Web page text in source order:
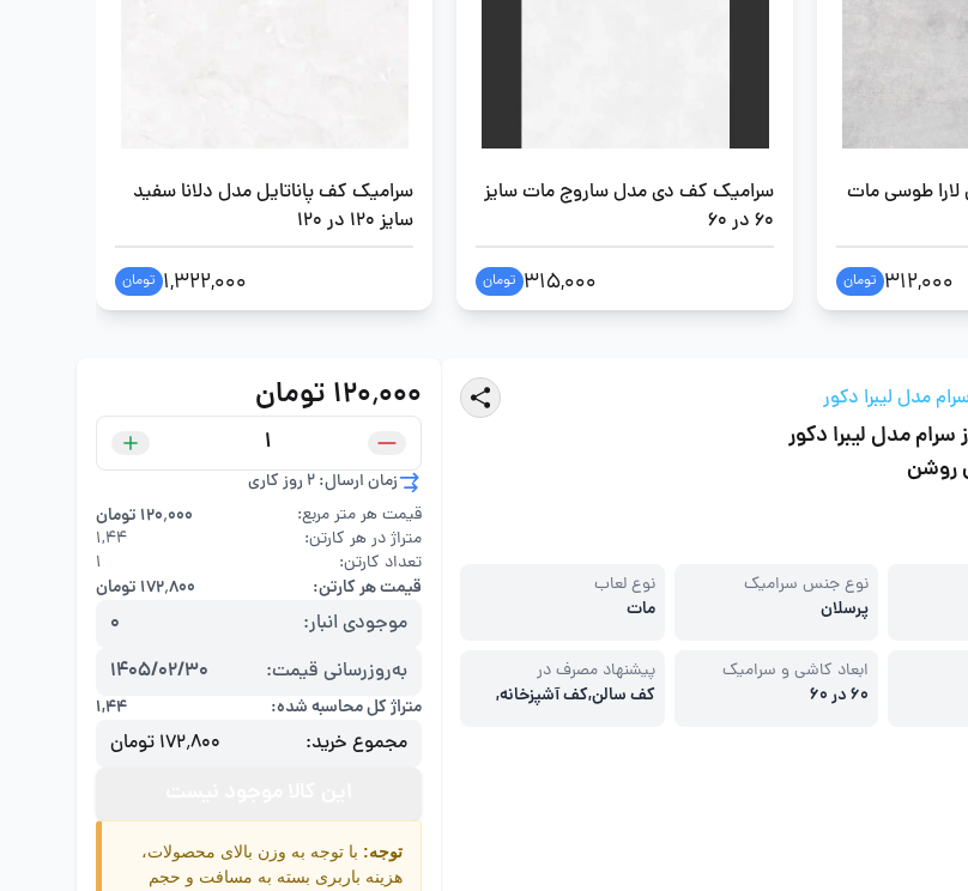
طوسی مات
312,000 تومان
سرامیک کف دی مدل ساروج مات سایز
60 در 60
315,000 تومان
سرامیک کف پاناتایل مدل دلانا سفید
سایز 120 در 120
1,322,000 تومان
مدل لیبرا دکور
مدل لیبرا دکور
روشن
نوع جنس سرامیک
پرسلان
نوع لعاب
مات
ابعاد کاشی و سرامیک
60 در 60
پیشنهاد مصرف در
کف سالن,کف آشپزخانه,
۱۲۰٬۰۰۰ تومان
زمان ارسال: 2 روز کاری
قیمت هر متر مربع:
۱۲۰٬۰۰۰ تومان
متراژ در هر کارتن:
۱,۴۴
تعداد کارتن:
1
قیمت هر کارتن: ۱۷۲٬۸۰۰ تومان
موجودی انبار:
0
به‌روزرسانی قیمت:
1405/02/30
متراژ کل محاسبه شده: ۱,۴۴
مجموع خرید: ۱۷۲٬۸۰۰ تومان
توجه: با توجه به وزن بالای محصولات،
هزینه باربری بسته به مسافت و حجم